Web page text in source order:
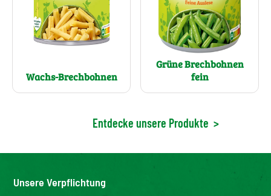
Wachs-Brechbohnen
Grüne Brechbohnen
fein
Entdecke unsere Produkte >
Unsere Verpflichtung